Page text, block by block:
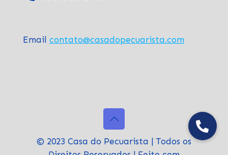
Email contato@casadopecuarista.com
© 2023 Casa do Pecuarista | Todos os